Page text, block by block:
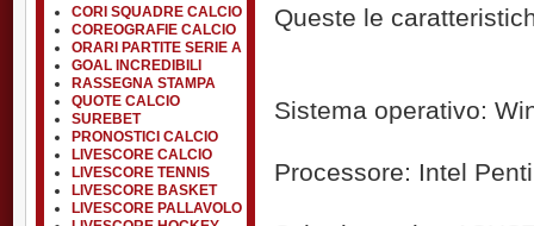
CORI SQUADRE CALCIO
COREOGRAFIE CALCIO
ORARI PARTITE SERIE A
GOAL INCREDIBILI
RASSEGNA STAMPA
QUOTE CALCIO
SUREBET
PRONOSTICI CALCIO
LIVESCORE CALCIO
LIVESCORE TENNIS
LIVESCORE BASKET
LIVESCORE PALLAVOLO
Queste le
Sistema operativo:
Processore: Intel